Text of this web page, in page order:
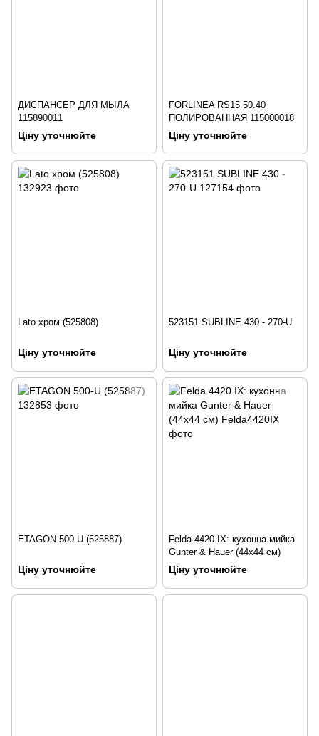
ДИСПАНСЕР ДЛЯ МЫЛА
115890011
Ціну уточнюйте
FORLINEA RS15 50.40
ПОЛИРОВАННАЯ 115000018
Ціну уточнюйте
Lato хром (525808)
Ціну уточнюйте
523151 SUBLINE 430 - 270-U
Ціну уточнюйте
ETAGON 500-U (525887)
Ціну уточнюйте
Felda 4420 IX: кухонна мийка
Gunter & Hauer (44x44 см)
Ціну уточнюйте